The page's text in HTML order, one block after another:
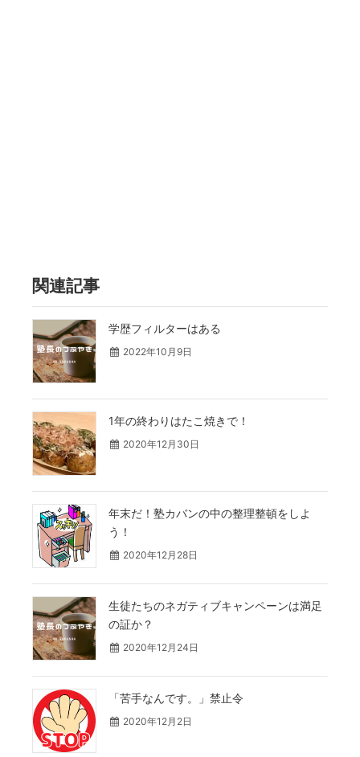
関連記事
学歴フィルターはある
2022年10月9日
1年の終わりはたこ焼きで！
2020年12月30日
年末だ！塾カバンの中の整理整頓をしよ
う！
2020年12月28日
生徒たちのネガティブキャンペーンは満足
の証か？
2020年12月24日
「苦手なんです。」禁止令
2020年12月2日